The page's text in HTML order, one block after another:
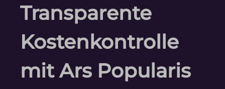
Transparente
Kostenkontrolle
mit Ars Popularis